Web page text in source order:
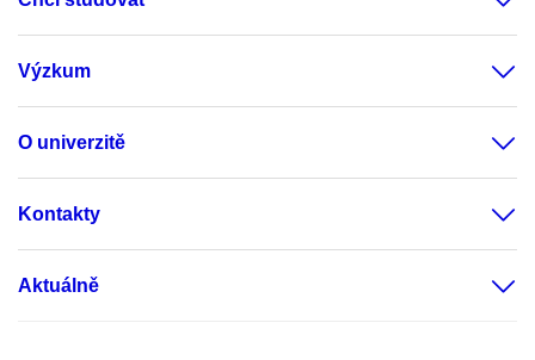
Výzkum
O univerzitě
Kontakty
Aktuálně